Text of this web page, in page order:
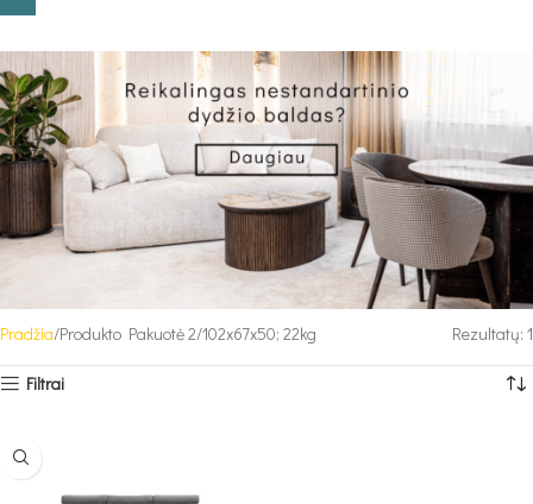
Pradžia Produkto Pakuotė 2 102x67x50; 22kg Rezultatų: 1
Filtrai